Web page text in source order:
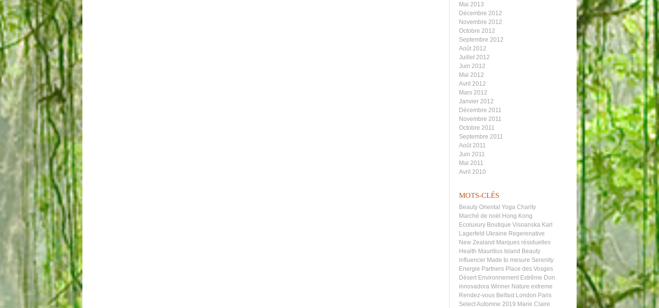
Mai 2013
Décembre 2012
Novembre 2012
Octobre 2012
Septembre 2012
Août 2012
Juillet 2012
Juin 2012
Mai 2012
Avril 2012
Mars 2012
Janvier 2012
Décembre 2011
Novembre 2011
Octobre 2011
Septembre 2011
Août 2011
Juin 2011
Mai 2011
Avril 2010
MOTS-CLÉS
Beauty Oriental Yoga Charity
Marché de noël
Hong Kong
Ecoluxury Boutique Visoanska Karl
Lagerfeld Ukraine Regerenative
New Zealand Marques résiduelles
Health Mauritius Island Beauty
influencer Made to mesure Serenity
Energie Partners Place des Vosges
Désert Environnement Extrême Don
innovadora Winner Nature extreme
Rendez-vous Belfast London Paris
Select Automne 2019 Marie Claire